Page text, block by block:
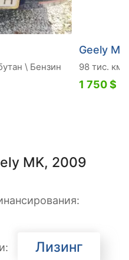
\ Бензин
Geely
98 тис. км
1 750 $
MK, 2009
Лизинг